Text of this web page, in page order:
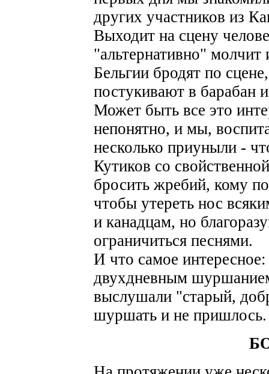
других участников из
Выходит на сцену
"альтернативно"
Бельгии бродят по
постукивают в барабан
Может быть все это
непонятно, и мы,
несколько приуныли -
Кутиков со
бросить жребий, кому
чтобы утереть нос
и канадцам, но
ограничиться песнями.
И что самое
двухдневным
выслушали "старый,
шуршать и не пришлось.